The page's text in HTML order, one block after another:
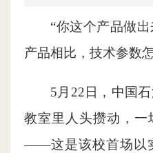
“你这个产品做
产品相比，技术参数
5月22日，中国
教室里人头攒动，一
——这是该校首场以